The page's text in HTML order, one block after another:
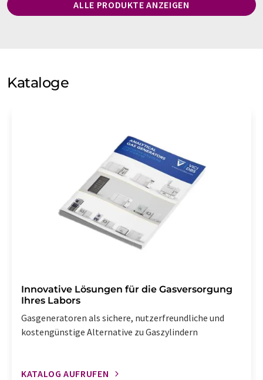
ALLE PRODUKTE ANZEIGEN
Kataloge
Innovative Lösungen für die Gasversorgung
Ihres Labors
Gasgeneratoren als sichere, nutzerfreundliche und
kostengünstige Alternative zu Gaszylindern
KATALOG AUFRUFEN